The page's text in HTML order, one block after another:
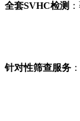
全套SVHC检测
针对性筛查服务